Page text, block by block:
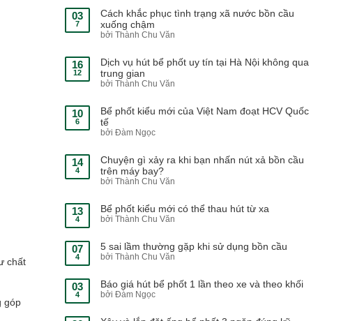
chất
góp
03
7
Cách khắc phục tình trạng xã nước bồn cầu
xuống chậm
bởi Thành Chu Văn
16
12
Dịch vụ hút bể phốt uy tín tại Hà Nội không qua
trung gian
bởi Thành Chu Văn
10
6
Bể phốt kiểu mới của Việt Nam đoạt HCV Quốc
tế
bởi Đàm Ngọc
14
4
Chuyện gì xảy ra khi bạn nhấn nút xả bồn cầu
trên máy bay?
bởi Thành Chu Văn
13
4
Bể phốt kiểu mới có thể thau hút từ xa
bởi Thành Chu Văn
07
4
5 sai lầm thường gặp khi sử dụng bồn cầu
bởi Thành Chu Văn
03
4
Báo giá hút bể phốt 1 lần theo xe và theo khối
bởi Đàm Ngọc